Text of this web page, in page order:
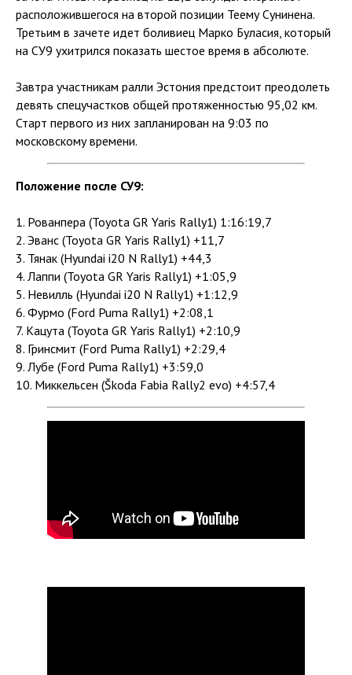
расположившегося на второй позиции Теему Сунинена.
Третьим в зачете идет боливиец Марко Буласия, который
на СУ9 ухитрился показать шестое время в абсолюте.
Завтра участникам ралли Эстония предстоит преодолеть
девять спецучастков общей протяженностью 95,02 км.
Старт первого из них запланирован на 9:03 по
московскому времени.
Положение после СУ9:
1. Рованпера (Toyota GR Yaris Rally1) 1:16:19,7
2. Эванс (Toyota GR Yaris Rally1) +11,7
3. Тянак (Hyundai i20 N Rally1) +44,3
4. Лаппи (Toyota GR Yaris Rally1) +1:05,9
5. Невилль (Hyundai i20 N Rally1) +1:12,9
6. Фурмо (Ford Puma Rally1) +2:08,1
7. Кацута (Toyota GR Yaris Rally1) +2:10,9
8. Гринсмит (Ford Puma Rally1) +2:29,4
9. Лубе (Ford Puma Rally1) +3:59,0
10. Миккельсен (Škoda Fabia Rally2 evo) +4:57,4